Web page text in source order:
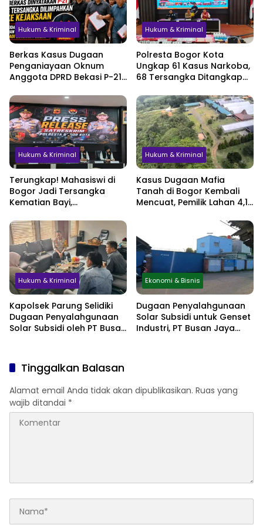
Hukum & Kriminal
Berkas Kasus Dugaan
Penganiayaan Oknum
Anggota DPRD Bekasi P-21,
Jadi Sorotan
Hukum & Kriminal
Polresta Bogor Kota
Ungkap 61 Kasus Narkoba,
68 Tersangka Ditangkap
Hukum & Kriminal
Terungkap! Mahasiswi di
Bogor Jadi Tersangka
Kematian Bayi,
hingga Simpan Jasad di
Lemari
Hukum & Kriminal
Kasus Dugaan Mafia
Tanah di Bogor Kembali
Mencuat, Pemilik Lahan 4,1
Perlindungan Hukum
Hukum & Kriminal
Kapolsek Parung Selidiki
Dugaan Penyalahgunaan
Solar Subsidi oleh PT Busan
Ekonomi & Bisnis
Dugaan Penyalahgunaan
Solar Subsidi untuk Genset
Industri, PT Busan Jaya
Tinggalkan Balasan
Alamat email Anda tidak akan dipublikasikan. Ruas yang
wajib ditandai *